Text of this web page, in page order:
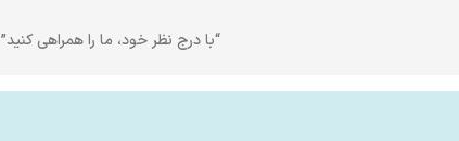
“با درج نظر خود، ما را همراهی کنید”